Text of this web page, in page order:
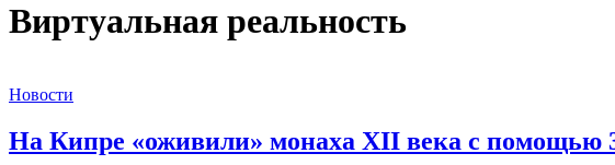
Виртуальная реальность
Новости
На Кипре «оживили» монаха XII века с помощью